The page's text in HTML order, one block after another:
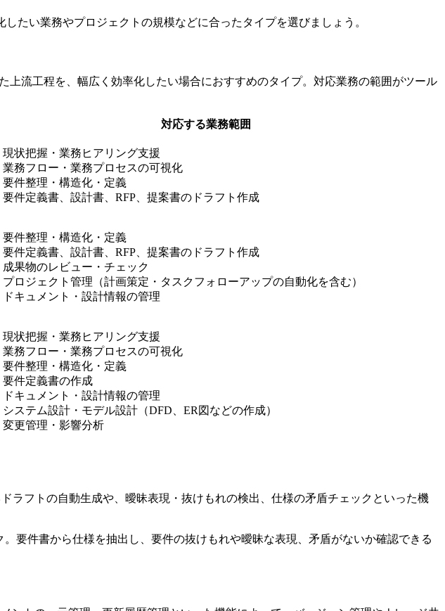
たい業務やプロジェクトの規模などに合ったタイプを選びましょう。
流工程を、幅広く効率化したい場合におすすめのタイプ。対応業務の範囲がツール
対応する業務範囲
現状把握・業務ヒアリング支援
業務フロー・業務プロセスの可視化
要件整理・構造化・定義
要件定義書、設計書、RFP、提案書のドラフト作成
要件整理・構造化・定義
要件定義書、設計書、RFP、提案書のドラフト作成
成果物のレビュー・チェック
プロジェクト管理（計画策定・タスクフォローアップの自動化を含む）
ドキュメント・設計情報の管理
現状把握・業務ヒアリング支援
業務フロー・業務プロセスの可視化
要件整理・構造化・定義
要件定義書の作成
ドキュメント・設計情報の管理
システム設計・モデル設計（DFD、ER図などの作成）
変更管理・影響分析
フトの自動生成や、曖昧表現・抜けもれの検出、仕様の矛盾チェックといった機
要件書から仕様を抽出し、要件の抜けもれや曖昧な表現、矛盾がないか確認できる